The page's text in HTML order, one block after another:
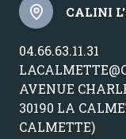
CALINI
04.66.63.11.31
AVENUE
30190 LA
CALMETTE)